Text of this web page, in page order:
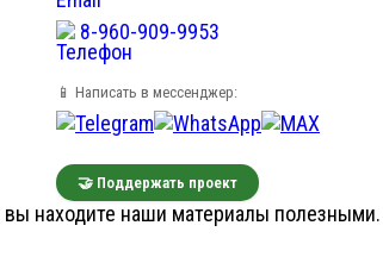
8-960-909-9953
📱 Написать в мессенджер:
🤝 Поддержать проект
наши материалы полезными.